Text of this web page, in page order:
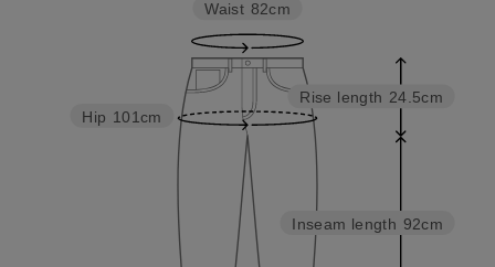
Inseam length 92cm
Rise length 24.5cm
Hip 101cm
Waist 82cm